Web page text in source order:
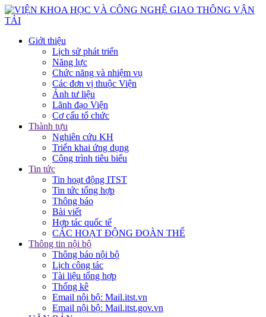
Giới thiệu
Lịch sử phát triển
Năng lực
Chức năng và nhiệm vụ
Các đơn vị thuộc Viện
Ảnh tư liệu
Lãnh đạo Viện
Cơ cấu tổ chức
Thành tựu
Nghiên cứu KH
Triển khai ứng dụng
Công trình tiêu biểu
Tin tức
Tin hoạt động ITST
Tin tức tổng hợp
Thông báo
Bài viết
Hợp tác quốc tế
CÁC HOẠT ĐỘNG ĐOÀN THỂ
Thông tin nội bộ
Thông báo nội bộ
Lịch công tác
Tài liệu tổng hợp
Thống kê
Email nội bộ: Mail.itst.vn
Email nội bộ: Mail.itst.gov.vn